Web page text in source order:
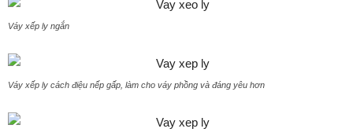
Váy xếp ly ngắn
Váy xếp ly cách điệu nếp gấp, làm cho váy phồng và đáng yêu hơn